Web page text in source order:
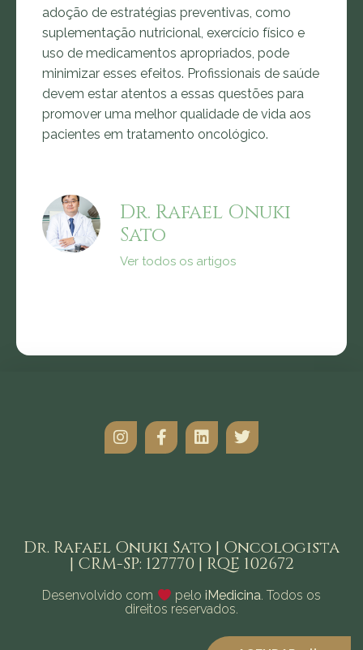
adoção de estratégias preventivas, como
suplementação nutricional, exercício físico e
uso de medicamentos apropriados, pode
minimizar esses efeitos. Profissionais de saúde
devem estar atentos a essas questões para
promover uma melhor qualidade de vida aos
pacientes em tratamento oncológico.
Dr. Rafael Onuki
Sato
Ver todos os artigos
Dr. Rafael Onuki Sato | Oncologista
| CRM-SP: 127770 | RQE 102672
Desenvolvido com pelo iMedicina. Todos os
direitos reservados.